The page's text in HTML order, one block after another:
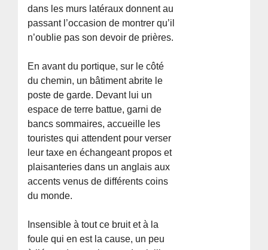
dans les murs latéraux donnent au
passant l’occasion de montrer qu’il
n’oublie pas son devoir de prières.
En avant du portique, sur le côté
du chemin, un bâtiment abrite le
poste de garde. Devant lui un
espace de terre battue, garni de
bancs sommaires, accueille les
touristes qui attendent pour verser
leur taxe en échangeant propos et
plaisanteries dans un anglais aux
accents venus de différents coins
du monde.
Insensible à tout ce bruit et à la
foule qui en est la cause, un peu